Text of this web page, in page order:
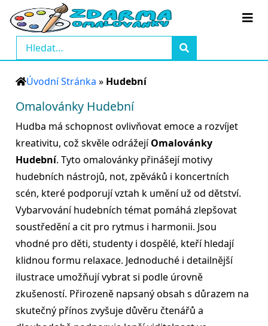
Úvodní Stránka » Hudební
Omalovánky Hudební
Hudba má schopnost ovlivňovat emoce a rozvíjet
kreativitu, což skvěle odrážejíOmalovánky
Hudební. Tyto omalovánky přinášejí motivy
hudebních nástrojů, not, zpěváků i koncertních
scén, které podporují vztah k umění už od dětství.
Vybarvování hudebních témat pomáhá zlepšovat
soustředění a cit pro rytmus i harmonii. Jsou
vhodné pro děti, studenty i dospělé, kteří hledají
klidnou formu relaxace. Jednoduché i detailnější
ilustrace umožňují vybrat si podle úrovně
zkušeností. Přirozeně napsaný obsah s důrazem na
skutečný přínos zvyšuje důvěru čtenářů a